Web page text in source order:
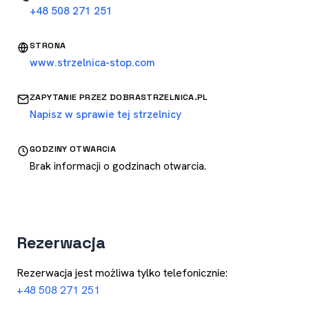
+48 508 271 251
STRONA
www.strzelnica-stop.com
ZAPYTANIE PRZEZ DOBRASTRZELNICA.PL
Napisz w sprawie tej strzelnicy
GODZINY OTWARCIA
Brak informacji o godzinach otwarcia.
Rezerwacja
Rezerwacja jest możliwa tylko telefonicznie:
+48 508 271 251